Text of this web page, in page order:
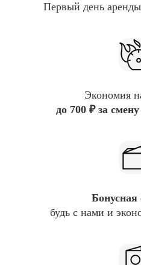
Первый день
Экономия
до 700 ₽ за
Бонусная
будь с нами и